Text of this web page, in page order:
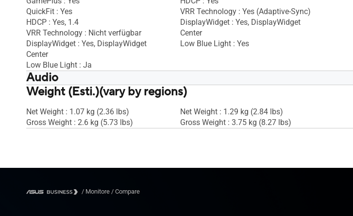
QuickFit : Yes
HDCP : Yes, 1.4
VRR Technology : Nicht verfügbar
DisplayWidget : Yes, DisplayWidget
Center
Low Blue Light : Ja
VRR Technology : Yes (Adaptive-Sync)
DisplayWidget : Yes, DisplayWidget
Center
Low Blue Light : Yes
Audio
Speaker : No Speaker : No
Weight (Esti.)(vary by regions)
Net Weight : 1.07 kg (2.36 lbs)
Gross Weight : 2.6 kg (5.73 lbs)
Net Weight : 1.29 kg (2.84 lbs)
Gross Weight : 3.75 kg (8.27 lbs)
/ Monitore / Compare